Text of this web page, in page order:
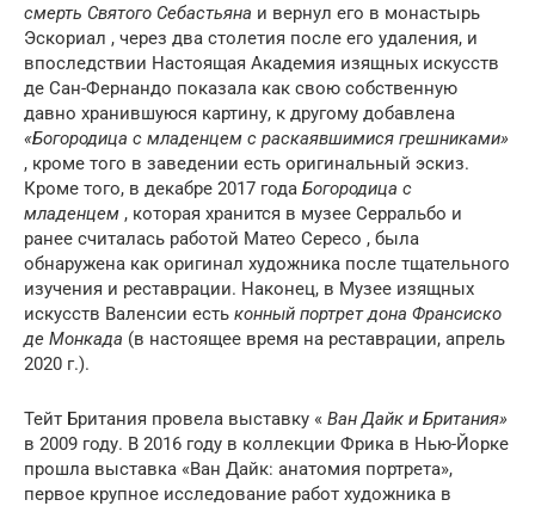
смерть Святого Себастьяна и вернул его в монастырь
Эскориал , через два столетия после его удаления, и
впоследствии Настоящая Академия изящных искусств
де Сан-Фернандо показала как свою собственную
давно хранившуюся картину, к другому добавлена
«Богородица с младенцем с раскаявшимися грешниками»
, кроме того в заведении есть оригинальный эскиз.
Кроме того, в декабре 2017 года Богородица с
младенцем , которая хранится в музее Серральбо и
ранее считалась работой Матео Сересо , была
обнаружена как оригинал художника после тщательного
изучения и реставрации. Наконец, в Музее изящных
искусств Валенсии есть конный портрет дона Франсиско
де Монкада (в настоящее время на реставрации, апрель
2020 г.).
Тейт Британия провела выставку « Ван Дайк и Британия»
в 2009 году. В 2016 году в коллекции Фрика в Нью-Йорке
прошла выставка «Ван Дайк: анатомия портрета»,
первое крупное исследование работ художника в